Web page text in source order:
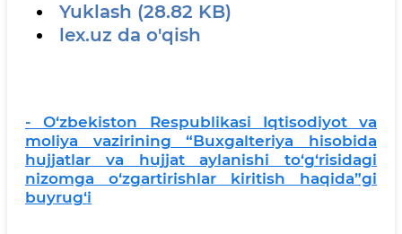
Yuklash (28.82 KB)
lex.uz da o'qish
- O‘zbekiston Respublikasi Iqtisodiyot va
moliya vazirining “Buxgalteriya hisobida
hujjatlar va hujjat aylanishi to‘g‘risidagi
nizomga o‘zgartirishlar kiritish haqida”gi
buyrug‘i